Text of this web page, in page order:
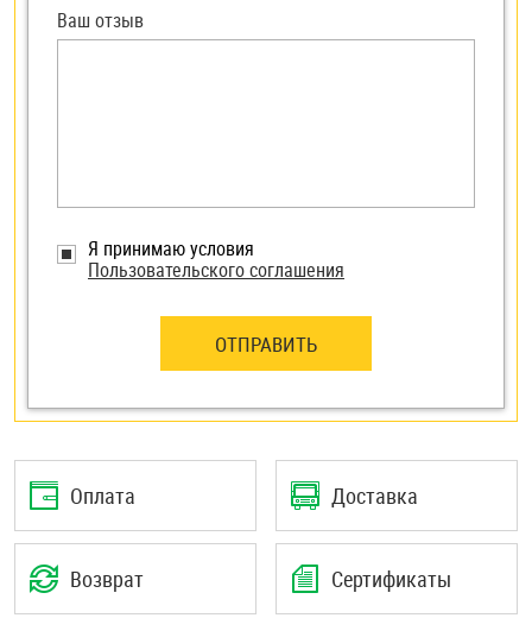
Я принимаю условия
Пользовательского соглашения
ОТПРАВИТЬ
Ваш отзыв
Оплата Доставка
Возврат Сертификаты